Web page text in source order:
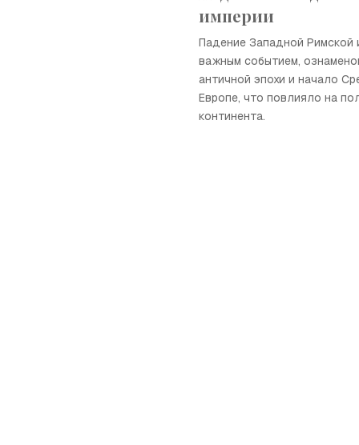
империи
Падение Западной Римской
важным событием,
античной эпохи и начало
Европе, что повлияло на
континента.